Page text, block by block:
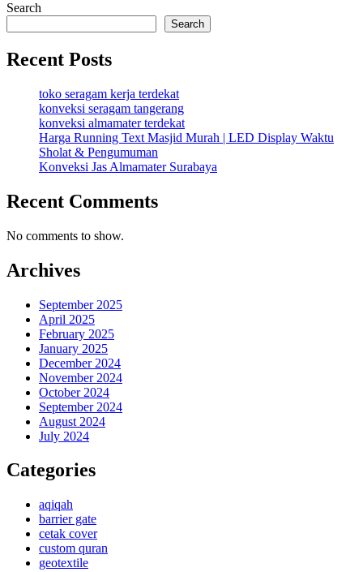
Search
Search
Recent Posts
toko seragam kerja terdekat
konveksi seragam tangerang
konveksi almamater terdekat
Harga Running Text Masjid Murah | LED Display Waktu
Sholat & Pengumuman
Konveksi Jas Almamater Surabaya
Recent Comments
No comments to show.
Archives
September 2025
April 2025
February 2025
January 2025
December 2024
November 2024
October 2024
September 2024
August 2024
July 2024
Categories
aqiqah
barrier gate
cetak cover
custom quran
geotextile